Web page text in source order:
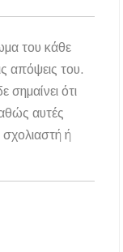
του κάθε
απόψεις του.
σημαίνει ότι
αυτές
ή